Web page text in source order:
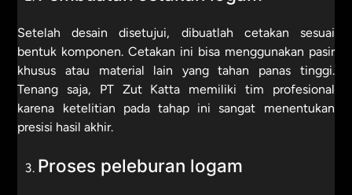
Setelah desain disetujui, dibuatlah cetakan sesuai
bentuk komponen. Cetakan ini bisa menggunakan pasir
khusus atau material lain yang tahan panas tinggi.
Tenang saja, PT Zut Katta memiliki tim profesional
karena ketelitian pada tahap ini sangat menentukan
presisi hasil akhir.
Proses peleburan logam